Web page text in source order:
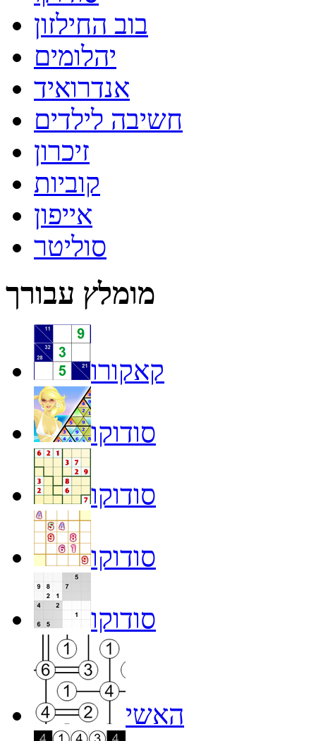
בוב החילזון
יהלומים
אנדרואיד
חשיבה לילדים
זיכרון
קוביות
אייפון
סוליטר
מומלץ עבורך
קאקורו
סודוקו
סודוקו
סודוקו
סודוקו
האשי